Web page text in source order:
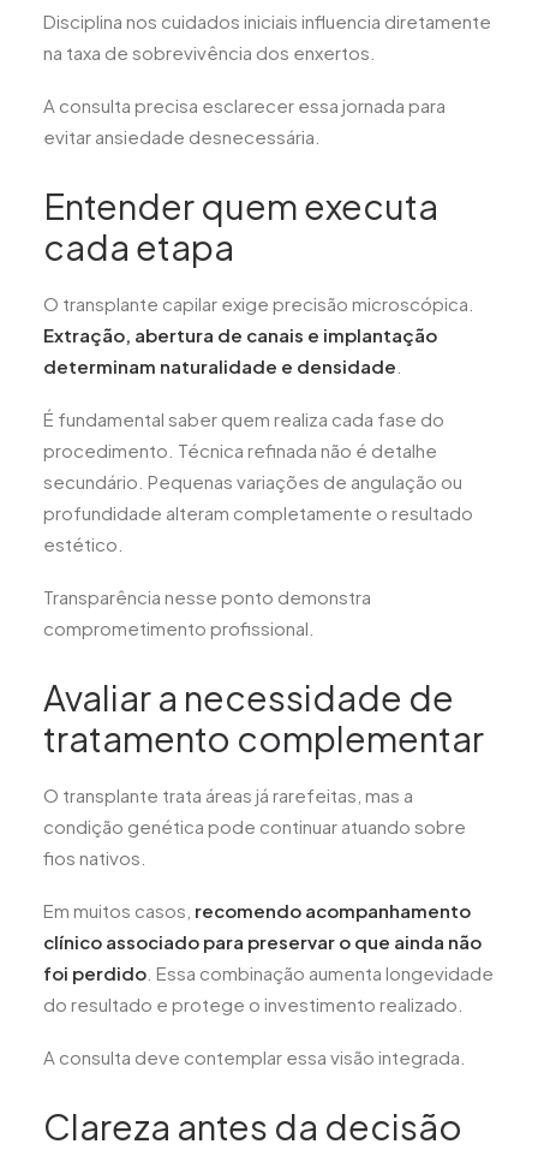
Disciplina nos cuidados iniciais influencia diretamente
na taxa de sobrevivência dos enxertos.
A consulta precisa esclarecer essa jornada para
evitar ansiedade desnecessária.
Entender quem executa
cada etapa
O transplante capilar exige precisão microscópica.
Extração, abertura de canais e implantação
determinam naturalidade e densidade
É fundamental saber quem realiza cada fase do
procedimento. Técnica refinada não é detalhe
secundário. Pequenas variações de angulação ou
profundidade alteram completamente o resultado
estético.
Transparência nesse ponto demonstra
comprometimento profissional.
Avaliar a necessidade de
tratamento complementar
O transplante trata áreas já rarefeitas, mas a
condição genética pode continuar atuando sobre
fios nativos.
Em muitos casos, recomendo acompanhamento
clínico associado para preservar o que ainda não
foi perdido . Essa combinação aumenta longevidade
do resultado e protege o investimento realizado.
A consulta deve contemplar essa visão integrada.
Clareza antes da decisão